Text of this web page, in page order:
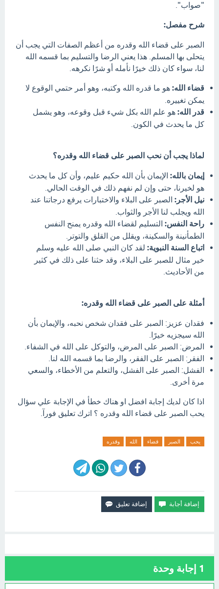
"صواب".
شرح مفصل:
الصبر على قضاء الله وقدره من أعظم الصفات التي يجب أن
يتحلى بها المسلم. هذا يعني الرضا والتسليم بما قسمه الله
لنا، سواء كان ذلك خيرًا نأمله أو شرًا نكرهه.
قضاء الله: هو ما قدره الله وكتبه، وهو أمر حتمي الوقوع لا
يمكن تغييره.
قدر الله: هو علم الله بكل شيء قبل وقوعه، وهو يشمل
كل ما يحدث في الكون.
لماذا يجب أن نحب الصبر على قضاء الله وقدره؟
إيمان بالله: الإيمان بأن الله حكيم عليم، وأن كل ما يحدث
هو لخيرنا، حتى وإن لم نفهم ذلك في الوقت الحالي.
نيل الأجر: الصبر على البلاء والاختبارات يرفع درجاتنا عند
الله ويجلب لنا الأجر والثواب.
راحة النفس: التسليم لقضاء الله وقدره يمنح النفس
الطمأنينة والسكينة، ويقلل من القلق والتوتر.
اتباع السنة النبوية: لقد كان النبي صلى الله عليه وسلم
خير مثال للصبر على البلاء، وقد حثنا على ذلك في كثير
من الأحاديث.
أمثلة على الصبر على قضاء الله وقدره:
فقدان عزيز: الصبر على فقدان شخص نحبه، والإيمان بأن
الله سيجزيه خيرًا.
المرض: الصبر على المرض، والتوكل على الله في الشفاء.
الفقر: الصبر على الفقر، والرضا بما قسمه الله لنا.
الفشل: الصبر على الفشل، والتعلم من الأخطاء، والسعي
مرة أخرى.
اذا كان لديك إجابة افضل او هناك خطأ في الإجابة علي سؤال
يحب الصبر على قضاء الله وقدره ؟ اترك تعليق فورآ.
يحب الصبر قضاء الله وقدره
1 إجابة وحدة